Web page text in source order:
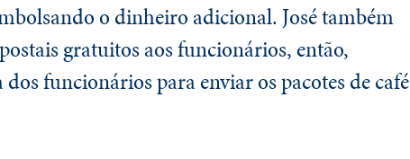
o dinheiro adicional. José também
gratuitos aos funcionários, então,
funcionários para enviar os pacotes de café